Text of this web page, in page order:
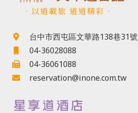
．以道載旅 道道精彩．
台中市西屯區文華路138巷31號
04-36028088
04-36061088
reservation@inone.com.tw